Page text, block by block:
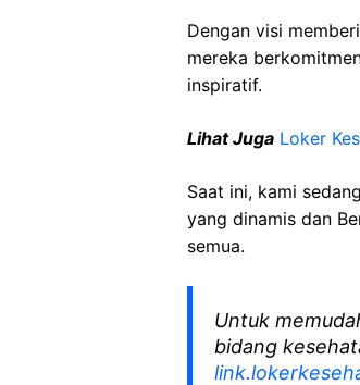
Dengan visi
mereka
inspiratif.
Lihat Juga Loker
Saat ini, kami
yang dinamis dan
semua.
Untuk
bidang